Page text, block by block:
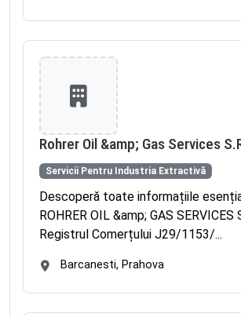
Rohrer Oil &amp; Gas Services
Servicii Pentru Industria Extractivă
Descoperă toate informațiile
ROHRER OIL &amp; GAS SERVICES
Registrul Comerțului J29/1153/...
Barcanesti, Prahova